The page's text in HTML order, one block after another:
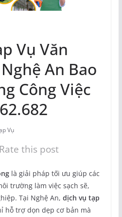
Vụ Văn
An Bao
Công Việc
Vụ
Rate this post
là giải pháp tối ưu giúp các
trường làm việc sạch sẽ,
Tại Nghệ An, dịch vụ tạp
hỗ trợ dọn dẹp cơ bản mà